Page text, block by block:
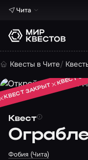
Чита
Квесты в Чите
Квест
Фобия (Чита)
КВЕСТ ЗАКРЫТ
КВЕСТ